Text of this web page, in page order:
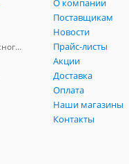
Комплектующие для насосного оборудования
Поставщикам
Новости
Прайс-листы
Акции
Доставка
Оплата
Наши магазины
Контакты